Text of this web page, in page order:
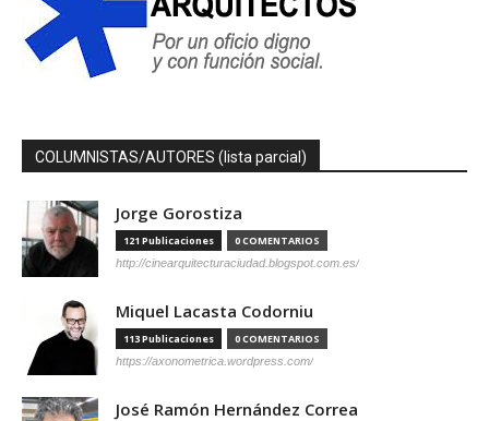
COLUMNISTAS/AUTORES (lista parcial)
Jorge Gorostiza
121 Publicaciones 0 COMENTARIOS
http://cinearquitecturaciudad.blogspot.com.es/
Miquel Lacasta Codorniu
113 Publicaciones 0 COMENTARIOS
https://axonometrica.wordpress.com/
José Ramón Hernández Correa